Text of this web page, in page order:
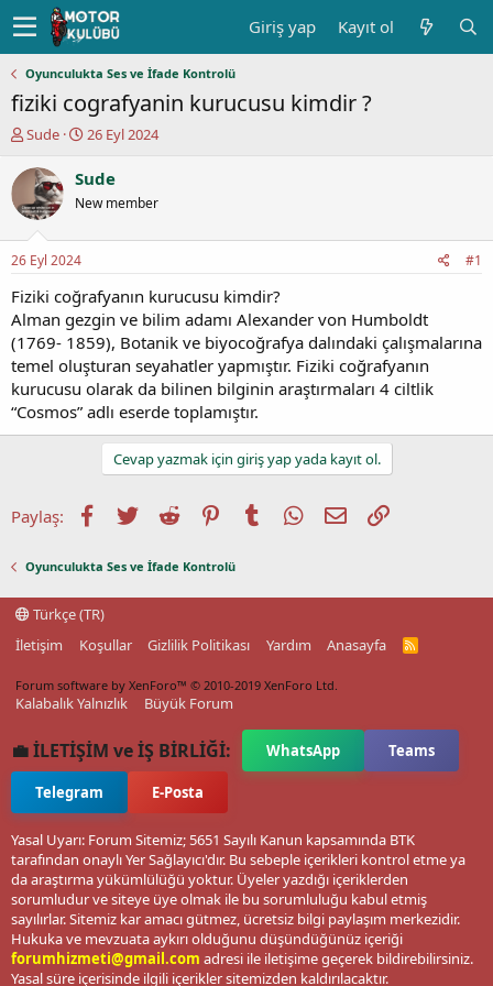
Giriş yap Kayıt ol
Oyunculukta Ses ve İfade Kontrolü
fiziki cografyanin kurucusu kimdir ?
K
n
y
b
a
ş
a
t
a
n
Sude
B
ş
a
ç
a
r
i
h
i
26 Eyl 2024
Sude
New member
26 Eyl 2024 #1
Fiziki coğrafyanın kurucusu kimdir?
Alman gezgin ve bilim adamı Alexander von Humboldt
(1769- 1859), Botanik ve biyocoğrafya dalındaki çalışmalarına
temel oluşturan seyahatler yapmıştır. Fiziki coğrafyanın
kurucusu olarak da bilinen bilginin araştırmaları 4 ciltlik
“Cosmos” adlı eserde toplamıştır.
Cevap yazmak için giriş yap yada kayıt ol.
Paylaş: Facebook
TwitterReddit PinterestTumblrWhatsApp
E-postaLink
Oyunculukta Ses ve İfade Kontrolü
Türkçe (TR)
İletişim
Koşullar Gizlilik Politikası Yardım Anasayfa
R
Forum software by XenForo™ © 2010-2019 XenForo Ltd.
Kalabalık Yalnızlık Büyük Forum
💼 İLETİŞİM ve İŞ BİRLİĞİ: WhatsApp Teams
Telegram E-Posta
Yasal Uyarı: Forum Sitemiz; 5651 Sayılı Kanun kapsamında BTK
tarafından onaylı Yer Sağlayıcı'dır. Bu sebeple içerikleri kontrol etme ya
da araştırma yükümlülüğü yoktur. Üyeler yazdığı içeriklerden
sorumludur ve siteye üye olmak ile bu sorumluluğu kabul etmiş
sayılırlar. Sitemiz kar amacı gütmez, ücretsiz bilgi paylaşım merkezidir.
Hukuka ve mevzuata aykırı olduğunu düşündüğünüz içeriği
forumhizmeti@gmail.com adresi ile iletişime geçerek bildirebilirsiniz.
Yasal süre içerisinde ilgili içerikler sitemizden kaldırılacaktır.